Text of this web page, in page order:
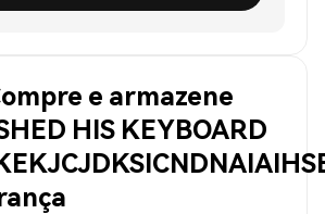
e armazene
HIS KEYBOARD